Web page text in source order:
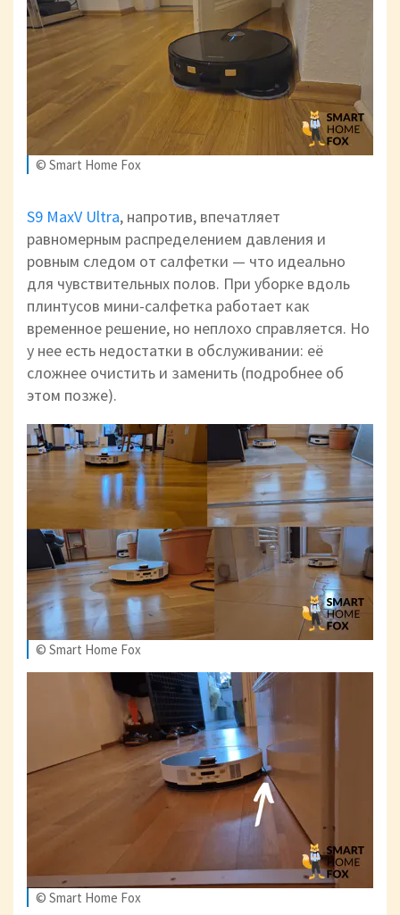
© Smart Home Fox
S9 MaxV Ultra, напротив, впечатляет
равномерным распределением давления и
ровным следом от салфетки — что идеально
для чувствительных полов. При уборке вдоль
плинтусов мини-салфетка работает как
временное решение, но неплохо справляется. Но
у нее есть недостатки в обслуживании: её
сложнее очистить и заменить (подробнее об
этом позже).
© Smart Home Fox
© Smart Home Fox